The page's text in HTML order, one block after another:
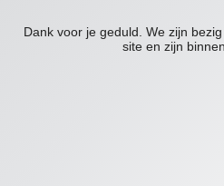
Dank voor je geduld. We zijn
site en zijn